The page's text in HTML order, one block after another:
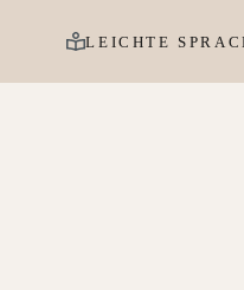
LEICHTE